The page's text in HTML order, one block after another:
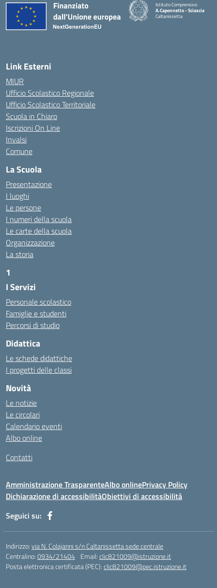
Istituto Comprensivo
A.Caponnetto - Sciascia
Caltanissetta
Link Esterni
MIUR
Ufficio Scolastico Regionale
Ufficio Scolastico Territoriale
Scuola in Chiaro
Iscrizioni On Line
Invalsi
Comune
La Scuola
Presentazione
I luoghi
Le persone
I numeri della scuola
Le carte della scuola
Organizzazione
La storia
1
https://alwacomputer.id/contact/
https://blog.heptanalytics.com/flask-plotly-dashboard/
https://cambui.flyworld.com.br/
http://cl.rmuti.net/
https://cbt.mtstisungaiguntung.sch.id/
https://cesarpsicanalista.com/
https://aprici.am/
https://ammax.com.br/contato/
https://jsph.loupiasconference.org/
https://barconsultant.fr/
https://honda-permata.id
https://consumidor.educandoalcampo.org/
https://supremesolar.id/about-us/
https://irgap.unistra.fr/
https://jebma.loupiasconference.org
https://promo.rockbowl.com.br/
https://coronginformasi.com/
https://bellatorequestrian.co.id/
https://trafficbuilder.biz/
https://training.messring.de/
https://run.brainybunch.com/
I Servizi
Personale scolastico
Famiglie e studenti
Percorsi di studio
Didattica
Le schede didattiche
I progetti delle classi
Novità
Le notizie
Le circolari
Calendario eventi
Albo online
Contatti
Amministrazione TrasparenteAlbo onlinePrivacy Policy
Dichiarazione di accessibilitàObiettivi di accessibilità
Seguici su:
Indirizzo:via N. Colajanni s/n Caltanissetta sede centrale
Centralino:0934/21404 Email:clic821009@istruzione.it
Posta elettronica certificata (PEC):clic821009@pec.istruzione.it